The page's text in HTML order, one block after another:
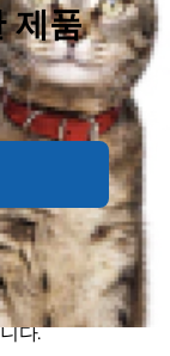
제품
꿀벌보다 더
시키면 여러
쳐다보다가
.
민감한 코에
개들은 곤충을
는 목구멍을
으로 이어질
면 환부가 부
다.